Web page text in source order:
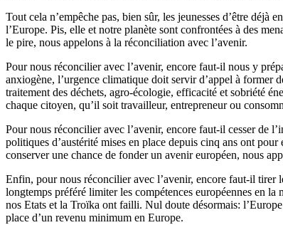
Tout cela n’empêche pas, bien sûr, les jeunesses d’être
l’Europe. Pis, elle et notre planète sont confrontées à des
le pire, nous appelons à la réconciliation avec l’avenir.
Pour nous réconcilier avec l’avenir, encore faut-il nous y
anxiogène, l’urgence climatique doit servir d’appel à former
traitement des déchets, agro-écologie, efficacité et sobriété
chaque citoyen, qu’il soit travailleur, entrepreneur ou
Pour nous réconcilier avec l’avenir, encore faut-il cesser de
politiques d’austérité mises en place depuis cinq ans ont
conserver une chance de fonder un avenir européen, nous
Enfin, pour nous réconcilier avec l’avenir, encore faut-il tirer
longtemps préféré limiter les compétences européennes en
nos Etats et la Troïka ont failli. Nul doute désormais:
place d’un revenu minimum en Europe.